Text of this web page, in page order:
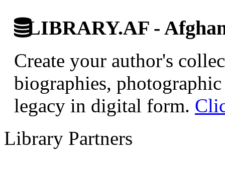
LIBRARY.AF -
Create your author's
biographies,
legacy in digital form.
Library Partners